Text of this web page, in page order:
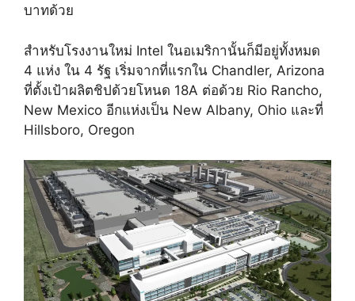
บาทด้วย
สำหรับโรงงานใหม่ Intel ในอเมริกานั้นก็มีอยู่ทั้งหมด
4 แห่ง ใน 4 รัฐ เริ่มจากที่แรกใน Chandler, Arizona
ที่ตั้งเป้าผลิตชิปด้วยโหนด 18A ต่อด้วย Rio Rancho,
New Mexico อีกแห่งเป็น New Albany, Ohio และที่
Hillsboro, Oregon